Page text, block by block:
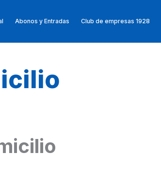
Abonos y Entradas Club de empresas 1928